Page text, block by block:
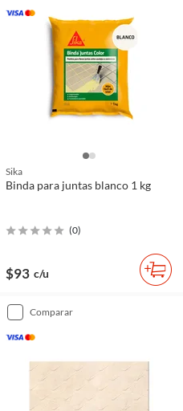
Sika
Binda para juntas blanco 1 kg
(0)
$93 c/u
comparar